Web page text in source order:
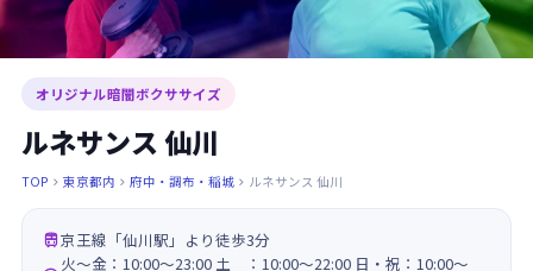
オリジナル暗闇ボクササイズ
ルネサンス 仙川
TOP  東京都内  府中・調布・稲城  ルネサンス 仙川
京王線「仙川駅」より徒歩3分
火～金：10:00～23:00 土 ：10:00～22:00 日・祝：10:00～